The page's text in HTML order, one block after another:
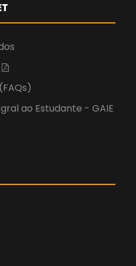
ao Estudante - GAIE